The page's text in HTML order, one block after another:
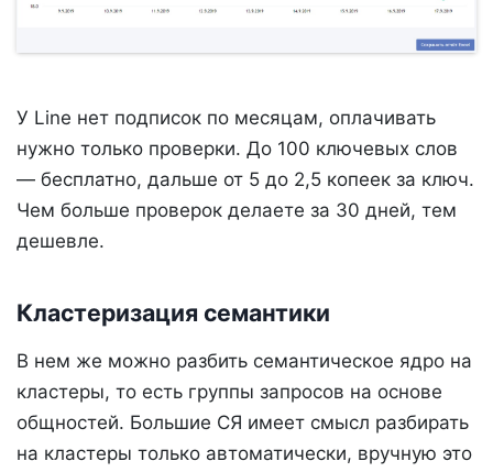
У Line нет подписок по месяцам, оплачивать
нужно только проверки. До 100 ключевых слов
— бесплатно, дальше от 5 до 2,5 копеек за ключ.
Чем больше проверок делаете за 30 дней, тем
дешевле.
Кластеризация семантики
В нем же можно разбить семантическое ядро на
кластеры, то есть группы запросов на основе
общностей. Большие СЯ имеет смысл разбирать
на кластеры только автоматически, вручную это